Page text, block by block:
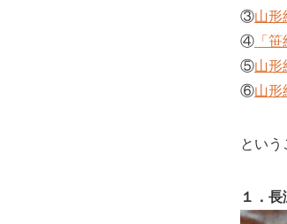
③山形
④ 「
⑤山形
⑥山形
という
１．